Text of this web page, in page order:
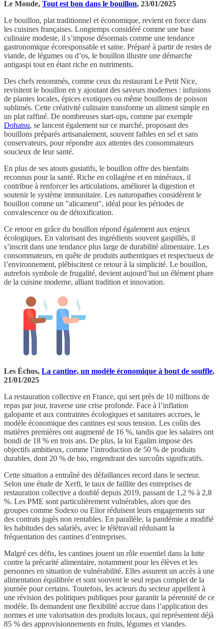
Le Monde, Tout est bon dans le bouillon, 23/01/2025
Le bouillon, plat traditionnel et économique, revient en force dans
les cuisines françaises. Longtemps considéré comme une base
culinaire modeste, il s’impose désormais comme une tendance
gastronomique écoresponsable et saine. Préparé à partir de restes de
viande, de légumes ou d’os, le bouillon illustre une démarche
antigaspi tout en étant riche en nutriments.
Des chefs renommés, comme ceux du restaurant Le Petit Nice,
revisitent le bouillon en y ajoutant des saveurs modernes : infusions
de plantes locales, épices exotiques ou même bouillons de poisson
sublimés. Cette créativité culinaire transforme un aliment simple en
un plat raffiné. De nombreuses start-ups, comme par exemple
Dohatsu, se lancent également sur ce marché, proposant des
bouillons préparés artisanalement, souvent faibles en sel et sans
conservateurs, pour répondre aux attentes des consommateurs
soucieux de leur santé.
En plus de ses atouts gustatifs, le bouillon offre des bienfaits
reconnus pour la santé. Riche en collagène et en minéraux, il
contribue à renforcer les articulations, améliorer la digestion et
soutenir le système immunitaire. Les naturopathes considèrent le
bouillon comme un "alicament", idéal pour les périodes de
convalescence ou de détoxification.
Ce retour en grâce du bouillon répond également aux enjeux
écologiques. En valorisant des ingrédients souvent gaspillés, il
s’inscrit dans une tendance plus large de durabilité alimentaire. Les
consommateurs, en quête de produits authentiques et respectueux de
l’environnement, plébiscitent ce retour à la simplicité. Le bouillon,
autrefois symbole de frugalité, devient aujourd’hui un élément phare
de la cuisine moderne, alliant tradition et innovation.
Les Échos, La cantine, un modèle économique à bout de souffle,
21/01/2025
La restauration collective en France, qui sert près de 10 millions de
repas par jour, traverse une crise profonde. Face à l’inflation
galopante et aux contraintes écologiques et sanitaires accrues, le
modèle économique des cantines est sous tension. Les coûts des
matières premières ont augmenté de 16 %, tandis que les salaires ont
bondi de 18 % en trois ans. De plus, la loi Egalim impose des
objectifs ambitieux, comme l’introduction de 50 % de produits
durables, dont 20 % de bio, engendrant des surcoûts significatifs.
Cette situation a entraîné des défaillances record dans le secteur.
Selon une étude de Xerfi, le taux de faillite des entreprises de
restauration collective a doublé depuis 2019, passant de 1,2 % à 2,8
%. Les PME sont particulièrement vulnérables, alors que des
groupes comme Sodexo ou Elior réduisent leurs engagements sur
des contrats jugés non rentables. En parallèle, la pandémie a modifié
les habitudes des salariés, avec le télétravail réduisant la
fréquentation des cantines d’entreprises.
Malgré ces défis, les cantines jouent un rôle essentiel dans la lutte
contre la précarité alimentaire, notamment pour les élèves et les
personnes en situation de vulnérabilité. Elles assurent un accès à une
alimentation équilibrée et sont souvent le seul repas complet de la
journée pour certains. Toutefois, les acteurs du secteur appellent à
une révision des politiques publiques pour garantir la pérennité de ce
modèle. Ils demandent une flexibilité accrue dans l’application des
normes et une valorisation des produits locaux, qui représentent déjà
85 % des approvisionnements en fruits, légumes et viandes.